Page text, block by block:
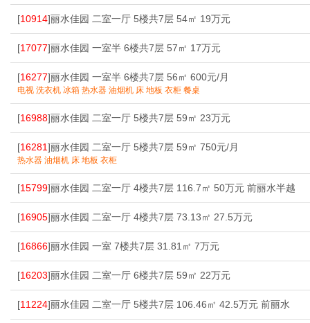
[10914]丽水佳园 二室一厅 5楼共7层 54㎡ 19万元
[17077]丽水佳园 一室半 6楼共7层 57㎡ 17万元
[16277]丽水佳园 一室半 6楼共7层 56㎡ 600元/月
电视 洗衣机 冰箱 热水器 油烟机 床 地板 衣柜 餐桌
[16988]丽水佳园 二室一厅 5楼共7层 59㎡ 23万元
[16281]丽水佳园 二室一厅 5楼共7层 59㎡ 750元/月
热水器 油烟机 床 地板 衣柜
[15799]丽水佳园 二室一厅 4楼共7层 116.7㎡ 50万元 前丽水半越
[16905]丽水佳园 二室一厅 4楼共7层 73.13㎡ 27.5万元
[16866]丽水佳园 一室 7楼共7层 31.81㎡ 7万元
[16203]丽水佳园 二室一厅 6楼共7层 59㎡ 22万元
[11224]丽水佳园 二室一厅 5楼共7层 106.46㎡ 42.5万元 前丽水